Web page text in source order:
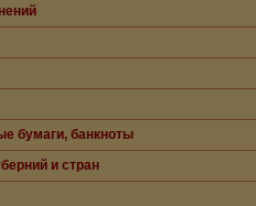
бумаги, банкноты
и стран